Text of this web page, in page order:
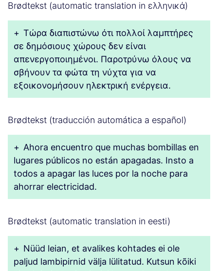
Brødtekst (automatic translation in ελληνικά)
+ Τώρα διαπιστώνω ότι πολλοί λαμπτήρες
σε δημόσιους χώρους δεν είναι
απενεργοποιημένοι. Παροτρύνω όλους να
σβήνουν τα φώτα τη νύχτα για να
εξοικονομήσουν ηλεκτρική ενέργεια.
Brødtekst (traducción automática a español)
+ Ahora encuentro que muchas bombillas en
lugares públicos no están apagadas. Insto a
todos a apagar las luces por la noche para
ahorrar electricidad.
Brødtekst (automatic translation in eesti)
+ Nüüd leian, et avalikes kohtades ei ole
paljud lambipirnid välja lülitatud. Kutsun kõiki